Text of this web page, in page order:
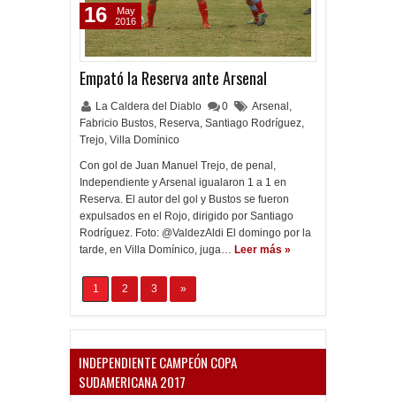
Empató la Reserva ante Arsenal
La Caldera del Diablo 0 Arsenal ,
Fabricio Bustos, Reserva, Santiago Rodríguez,
Trejo, Villa Domínico
Con gol de Juan Manuel Trejo, de penal,
Independiente y Arsenal igualaron 1 a 1 en
Reserva. El autor del gol y Bustos se fueron
expulsados en el Rojo, dirigido por Santiago
Rodríguez. Foto: @ValdezAldi El domingo por la
tarde, en Villa Domínico, juga… Leer más »
16
May
2016
1 2 3 »
INDEPENDIENTE CAMPEÓN COPA
SUDAMERICANA 2017